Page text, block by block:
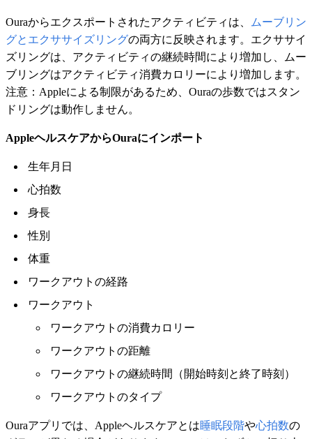
Ouraからエクスポートされたアクティビティは、
ムーブリン
グとエクササイズリングの両方に反映されます。エクササイ
ズリングは、アクティビティの継続時間により増加し、ムー
ブリングはアクティビティ消費カロリーにより増加します。
注意：Appleによる制限があるため、Ouraの歩数ではスタン
ドリングは動作しません。
AppleヘルスケアからOuraにインポート
生年月日
心拍数
身長
性別
体重
ワークアウトの経路
ワークアウト
ワークアウトの消費カロリー
ワークアウトの距離
ワークアウトの継続時間（開始時刻と終了時刻）
ワークアウトのタイプ
Ouraアプリでは、Appleヘルスケアとは睡眠段階や心拍数の